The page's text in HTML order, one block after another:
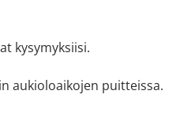
kysymyksiisi.
aukioloaikojen puitteissa.